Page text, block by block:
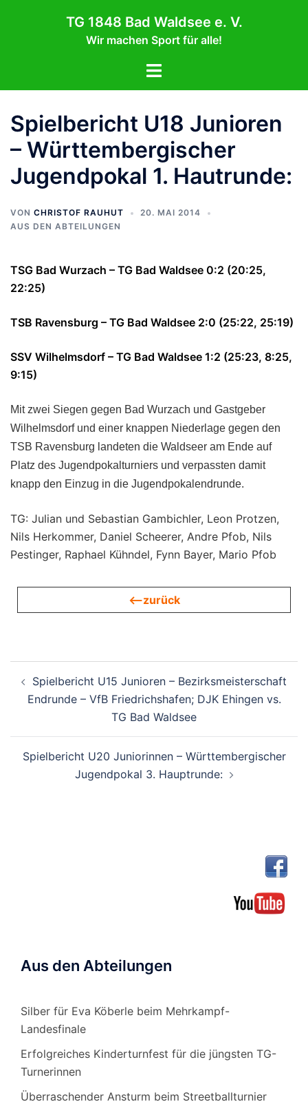
TG 1848 Bad Waldsee e. V.
Wir machen Sport für alle!
Menü
Spielbericht U18 Junioren
– Württembergischer
Jugendpokal 1. Hautrunde:
VON CHRISTOF RAUHUT
20. MAI 2014
AUS DEN ABTEILUNGEN
TSG Bad Wurzach – TG Bad Waldsee 0:2 (20:25,
22:25)
TSB Ravensburg – TG Bad Waldsee 2:0 (25:22, 25:19)
SSV Wilhelmsdorf – TG Bad Waldsee 1:2 (25:23, 8:25,
9:15)
Mit zwei Siegen gegen Bad Wurzach und Gastgeber
Wilhelmsdorf und einer knappen Niederlage gegen den
TSB Ravensburg landeten die Waldseer am Ende auf
Platz des Jugendpokalturniers und verpassten damit
knapp den Einzug in die Jugendpokalendrunde.
TG: Julian und Sebastian Gambichler, Leon Protzen,
Nils Herkommer, Daniel Scheerer, Andre Pfob, Nils
Pestinger, Raphael Kühndel, Fynn Bayer, Mario Pfob
<—zurück
Spielbericht U15 Junioren – Bezirksmeisterschaft
Endrunde – VfB Friedrichshafen; DJK Ehingen vs.
TG Bad Waldsee
Spielbericht U20 Juniorinnen – Württembergischer
Jugendpokal 3. Hauptrunde:
Aus den Abteilungen
Silber für Eva Köberle beim Mehrkampf-
Landesfinale
Erfolgreiches Kinderturnfest für die jüngsten TG-
Turnerinnen
Überraschender Ansturm beim Streetballturnier